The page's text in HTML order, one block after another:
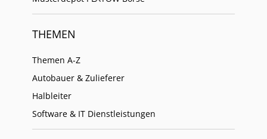
THEMEN
Themen A-Z
Autobauer & Zulieferer
Halbleiter
Software & IT Dienstleistungen